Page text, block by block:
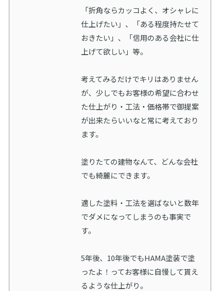
「折角ならカッコよく、オシャレに
仕上げたい」、「ある程度持たせて
おきたい」、「信用のある会社に仕
上げて欲しい」等。
考えてみるだけでキリはありません
が、少しでもお客様の希望に合わせ
た仕上がり・工法・価格帯で御提案
が出来たらいいなと常に考えており
ます。
塗りたての建物なんて、どんな会社
でも綺麗にできます。
適した塗料・工法を選ばないと数年
でダメになってしまうのも事実で
す。
5年後、10年後でもHAMA塗装で塗
ったよ！ってお客様に自慢して貰え
るような仕上がり。